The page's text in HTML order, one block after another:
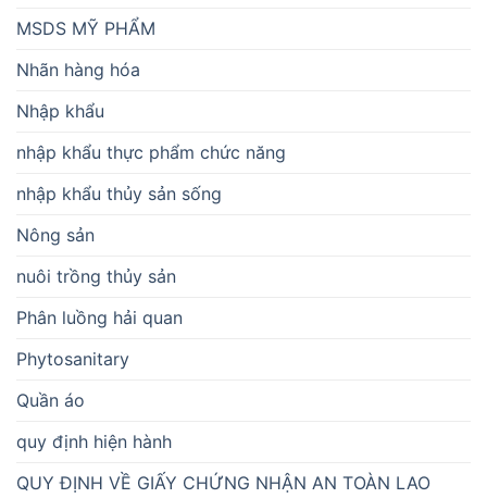
MSDS MỸ PHẨM
Nhãn hàng hóa
Nhập khẩu
nhập khẩu thực phẩm chức năng
nhập khẩu thủy sản sống
Nông sản
nuôi trồng thủy sản
Phân luồng hải quan
Phytosanitary
Quần áo
quy định hiện hành
QUY ĐỊNH VỀ GIẤY CHỨNG NHẬN AN TOÀN LAO